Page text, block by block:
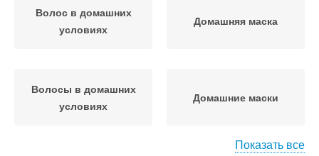
Волос в домашних
условиях
Домашняя маска
Волосы в домашних
условиях
Домашние маски
Показать все